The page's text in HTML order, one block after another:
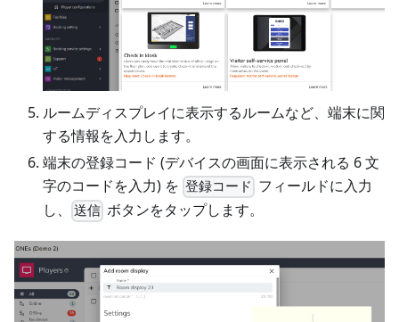
ルームディスプレイに表示するルームなど、端末に関
する情報を入力します。
端末の登録コード (デバイスの画面に表示される 6 文
字のコードを入力) を 登録コード フィールドに入力
し、
送信 ボタンをタップします。